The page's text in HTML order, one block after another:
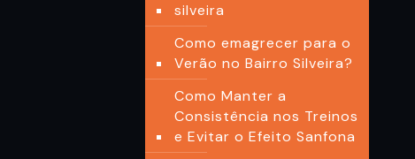
silveira
Como emagrecer para o
Verão no Bairro Silveira?
Como Manter a
Consistência nos Treinos
e Evitar o Efeito Sanfona